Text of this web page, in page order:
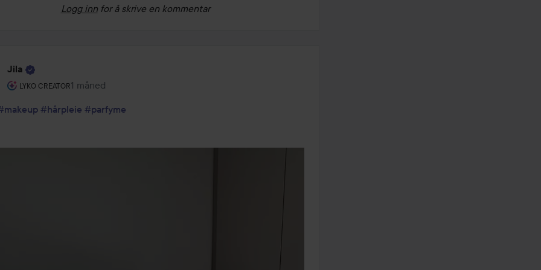
Logg inn for å skrive en kommentar
Jila
LYKO CREATOR
Brukerens rolle: Lyko Creator.
1 måned
Innlegget ble opprettet 1 måned
#hårpleie #parfyme